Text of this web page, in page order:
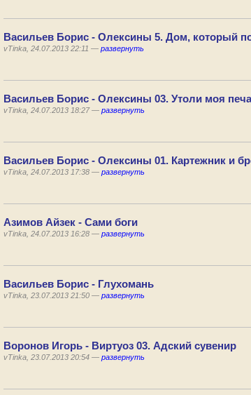
Васильев Борис - Олексины 5. Дом, который
vTinka, 24.07.2013 22:11 — развернуть
Васильев Борис - Олексины 03. Утоли моя
vTinka, 24.07.2013 18:27 — развернуть
Васильев Борис - Олексины 01. Картежник и
vTinka, 24.07.2013 17:38 — развернуть
Азимов Айзек - Сами боги
vTinka, 24.07.2013 16:28 — развернуть
Васильев Борис - Глухомань
vTinka, 23.07.2013 21:50 — развернуть
Воронов Игорь - Виртуоз 03. Адский сувенир
vTinka, 23.07.2013 20:54 — развернуть